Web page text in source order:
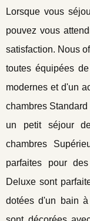
Lorsque vous
pouvez vous
satisfaction. Nous
toutes équipées
modernes et d'un
chambres
un petit séjour
chambres
parfaites pour
Deluxe sont
dotées d'un bain